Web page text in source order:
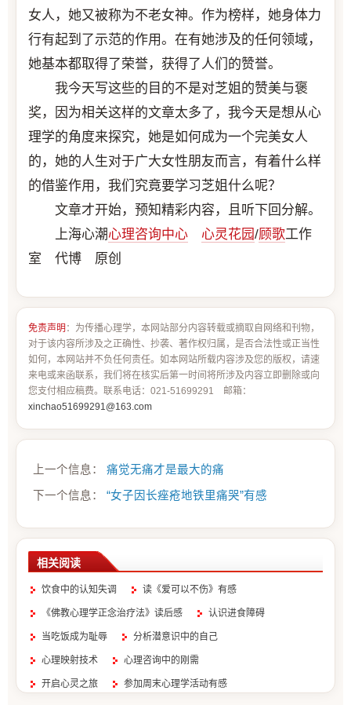
女人，她又被称为不老女神。作为榜样，她身体力
行有起到了示范的作用。在有她涉及的任何领域，
她基本都取得了荣誉，获得了人们的赞誉。
我今天写这些的目的不是对芝姐的赞美与褒
奖，因为相关这样的文章太多了，我今天是想从心
理学的角度来探究，她是如何成为一个完美女人
的，她的人生对于广大女性朋友而言，有着什么样
的借鉴作用，我们究竟要学习芝姐什么呢？
文章才开始，预知精彩内容，且听下回分解。
上海心潮心理咨询中心 心灵花园/顾歌工作
室 代博 原创
免责声明 ：为传播心理学，本网站部分内容转载或摘取自网络和刊物，
对于该内容所涉及之正确性、抄袭、著作权归属，是否合法性或正当性
如何，本网站并不负任何责任。如本网站所载内容涉及您的版权，请速
来电或来函联系，我们将在核实后第一时间将所涉及内容立即删除或向
您支付相应稿费。联系电话：021-51699291 邮箱：
xinchao51699291@163.com
上一个信息： 痛觉无痛才是最大的痛
下一个信息： “女子因长痤疮地铁里痛哭”有感
相关阅读
饮食中的认知失调 读《爱可以不伤》有感
《佛教心理学正念治疗法》读后感 认识进食障碍
当吃饭成为耻辱 分析潜意识中的自己
心理映射技术 心理咨询中的刚需
开启心灵之旅 参加周末心理学活动有感